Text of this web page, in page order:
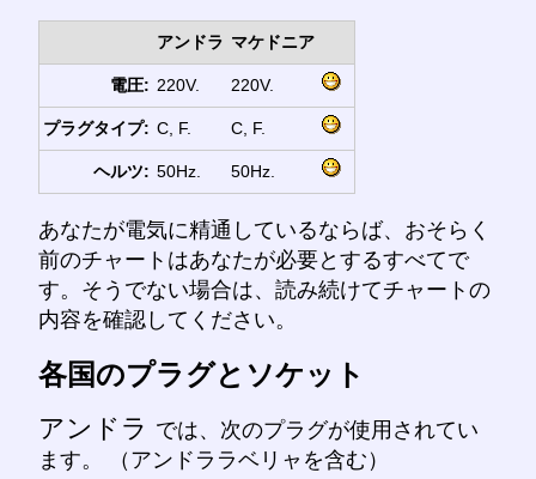
アンドラ マケドニア
電圧: 220V. 220V.
プラグタイプ: C, F. C, F.
ヘルツ: 50Hz. 50Hz.
あなたが電気に精通しているならば、おそらく
前のチャートはあなたが必要とするすべてで
す。そうでない場合は、読み続けてチャートの
内容を確認してください。
各国のプラグとソケット
アンドラ では、次のプラグが使用されてい
ます。 （アンドララベリャを含む）